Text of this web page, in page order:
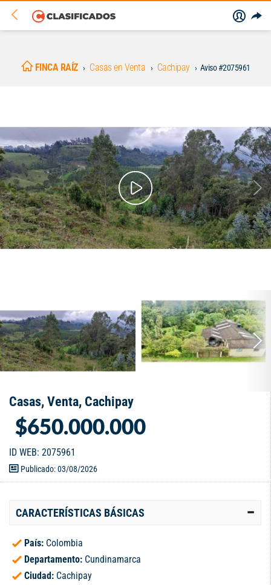
FINCA RAÍZ Casas en Venta Cachipay Aviso #2075961
Casas, Venta, Cachipay
$650.000.000
ID WEB: 2075961
Publicado: 03/08/2026
CARACTERÍSTICAS BÁSICAS
País: Colombia
Departamento: Cundinamarca
Ciudad: Cachipay